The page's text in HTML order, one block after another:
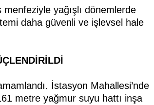
yağışlı dönemlerde
daha güvenli ve işlevsel hale
İstasyon Mahallesi’nde
metre yağmur suyu hattı inşa